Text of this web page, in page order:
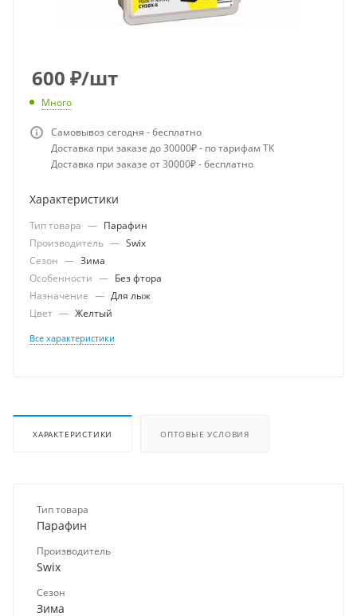
600 ₽/шт
Много
Самовывоз сегодня - бесплатно
Доставка при заказе до 30000₽ - по тарифам ТК
Доставка при заказе от 30000₽ - бесплатно
Характеристики
Тип товара — Парафин
Производитель — Swix
Сезон — Зима
Особенности — Без фтора
Назначение — Для лыж
Цвет — Желтый
Все характеристики
ХАРАКТЕРИСТИКИ ОПТОВЫЕ УСЛОВИЯ
Тип товара
Парафин
Производитель
Swix
Сезон
Зима